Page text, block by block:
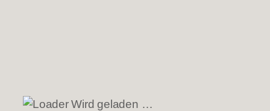
Wird geladen …